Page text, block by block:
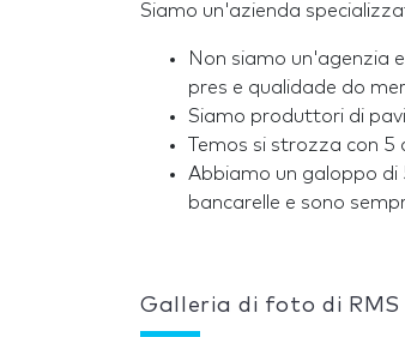
Siamo un'azienda
Non siamo un'agenzia
pres e qualidade do
Siamo produttori di
Temos si strozza con
Abbiamo un galoppo di
bancarelle e sono
Galleria di foto di RMS